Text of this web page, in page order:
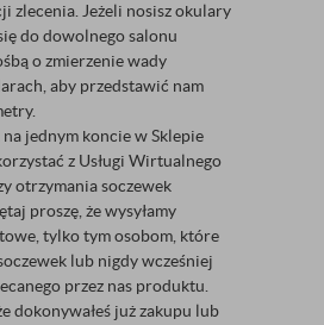
zlecenia. Jeżeli nosisz okulary
do dowolnego salonu
o zmierzenie wady
aby przedstawić nam
jednym koncie w Sklepie
z Usługi Wirtualnego
otrzymania soczewek
proszę, że wysyłamy
tylko tym osobom, które
lub nigdy wcześniej
przez nas produktu.
dokonywałeś już zakupu lub